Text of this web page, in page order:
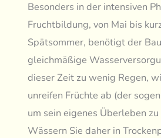
Besonders in der intensiven
Fruchtbildung, von Mai bis
Spätsommer, benötigt der
gleichmäßige
dieser Zeit zu wenig Regen,
unreifen Früchte ab (der
um sein eigenes Überleben zu
Wässern Sie daher in